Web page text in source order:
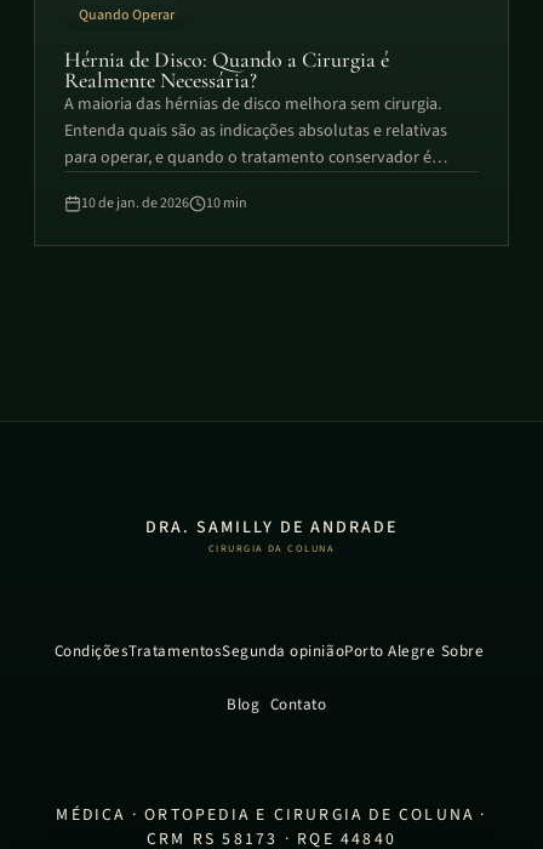
Quando Operar
Hérnia de Disco: Quando a Cirurgia é
Realmente Necessária?
A maioria das hérnias de disco melhora sem cirurgia.
Entenda quais são as indicações absolutas e relativas
para operar, e quando o tratamento conservador é
10 de jan. de 2026 10min
DRA. SAMILLY DE ANDRADE
CIRURGIA DA COLUNA
CondiçõesTratamentosSegunda opiniãoPorto Alegre Sobre
Blog Contato
MÉDICA · ORTOPEDIA E CIRURGIA DE COLUNA ·
CRM RS 58173 · RQE 44840